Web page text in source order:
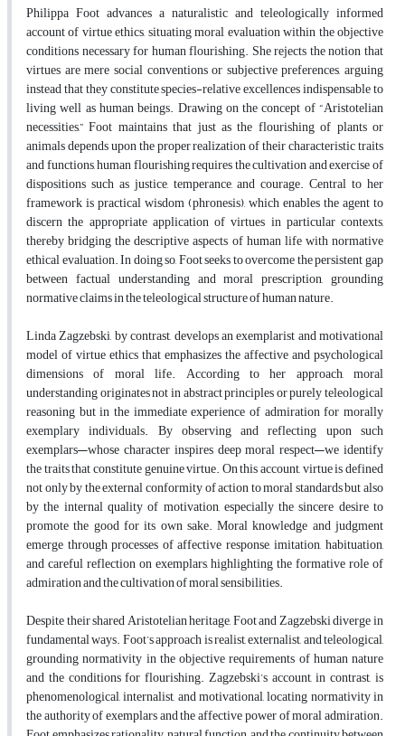
Philippa Foot advances a naturalistic and teleologically informed
account of virtue ethics, situating moral evaluation within the objective
conditions necessary for human flourishing. She rejects the notion that
virtues are mere social conventions or subjective preferences, arguing
instead that they constitute species-relative excellences indispensable to
living well as human beings. Drawing on the concept of “Aristotelian
necessities,” Foot maintains that just as the flourishing of plants or
animals depends upon the proper realization of their characteristic traits
and functions, human flourishing requires the cultivation and exercise of
dispositions such as justice, temperance, and courage. Central to her
framework is practical wisdom (phronesis), which enables the agent to
discern the appropriate application of virtues in particular contexts,
thereby bridging the descriptive aspects of human life with normative
ethical evaluation. In doing so, Foot seeks to overcome the persistent gap
between factual understanding and moral prescription, grounding
normative claims in the teleological structure of human nature.
Linda Zagzebski, by contrast, develops an exemplarist and motivational
model of virtue ethics that emphasizes the affective and psychological
dimensions of moral life. According to her approach, moral
understanding originates not in abstract principles or purely teleological
reasoning but in the immediate experience of admiration for morally
exemplary individuals. By observing and reflecting upon such
exemplars—whose character inspires deep moral respect—we identify
the traits that constitute genuine virtue. On this account, virtue is defined
not only by the external conformity of action to moral standards but also
by the internal quality of motivation, especially the sincere desire to
promote the good for its own sake. Moral knowledge and judgment
emerge through processes of affective response, imitation, habituation,
and careful reflection on exemplars, highlighting the formative role of
admiration and the cultivation of moral sensibilities.
Despite their shared Aristotelian heritage, Foot and Zagzebski diverge in
fundamental ways. Foot’s approach is realist, externalist, and teleological,
grounding normativity in the objective requirements of human nature
and the conditions for flourishing. Zagzebski’s account, in contrast, is
phenomenological, internalist, and motivational, locating normativity in
the authority of exemplars and the affective power of moral admiration.